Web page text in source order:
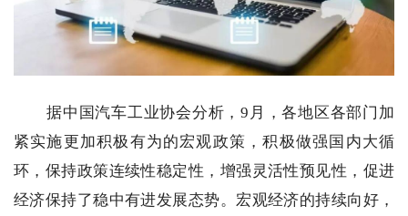
据中国汽车工业协会分析，9月，各地区各部门加
紧实施更加积极有为的宏观政策，积极做强国内大循
环，保持政策连续性稳定性，增强灵活性预见性，促进
经济保持了稳中有进发展态势。宏观经济的持续向好，